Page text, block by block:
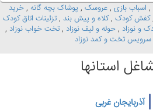
, اسباب بازی , عروسک , پوشاک بچه گانه , خرید
,کفش کودک ,کلاه و پیش بند , تزئینات اتاق کودک
و نوزاد , حوله و لیف نوزاد , تخت خواب نوزاد ,
سرویس تخت و کمد نوزاد
استانها
آذربایجان غربی